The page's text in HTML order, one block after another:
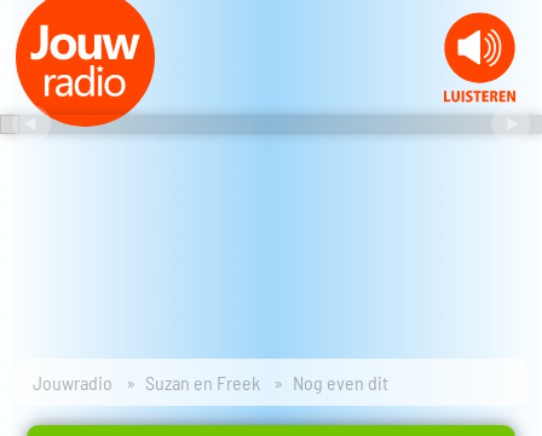
Jouwradio Suzan en Freek Nog even dit